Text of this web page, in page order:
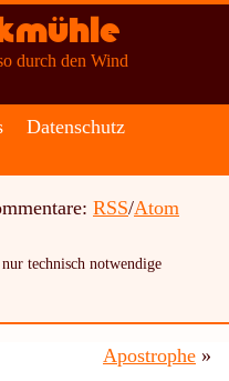
durch den Wind
Datenschutz
RSS/Atom
technisch notwendige
Apostrophe »